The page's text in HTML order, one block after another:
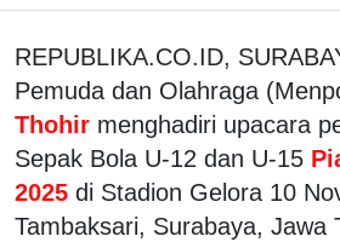
REPUBLIKA.CO.ID,
Pemuda dan Olahraga
Thohir menghadiri upacara
Sepak Bola U-12 dan U-15
2025 di Stadion Gelora 10
Tambaksari, Surabaya, Jawa